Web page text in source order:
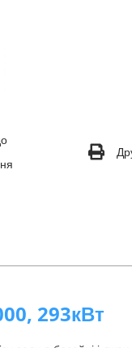
293кВт